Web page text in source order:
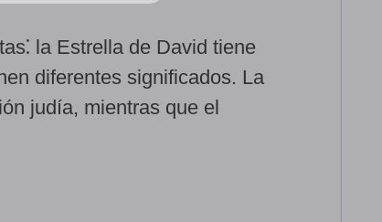
la Estrella de David tiene
diferentes significados. La
judía, mientras que el